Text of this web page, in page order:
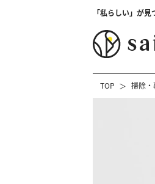
「私らしい」が
TOP 掃除・